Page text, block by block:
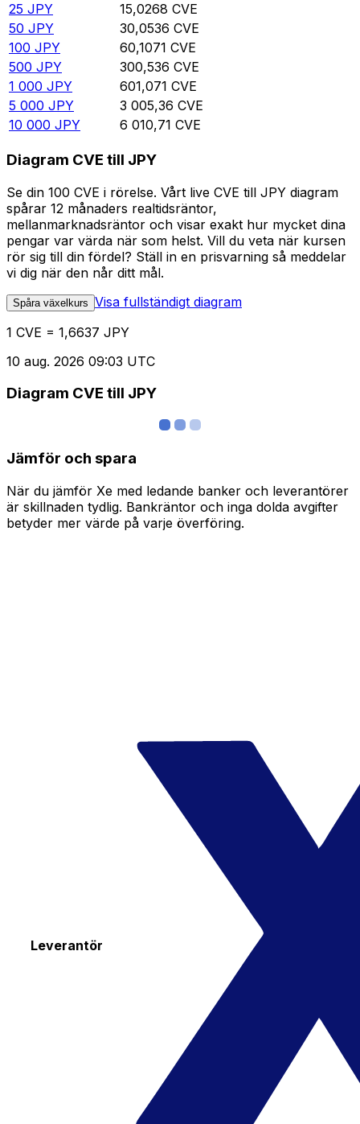
25 JPY 15,0268 CVE
50 JPY 30,0536 CVE
100 JPY 60,1071 CVE
500 JPY 300,536 CVE
1 000 JPY 601,071 CVE
5 000 JPY 3 005,36 CVE
10 000 JPY 6 010,71 CVE
Diagram CVE till JPY
Se din 100 CVE i rörelse. Vårt live CVE till JPY diagram
spårar 12 månaders realtidsräntor,
mellanmarknadsräntor och visar exakt hur mycket dina
pengar var värda när som helst. Vill du veta när kursen
rör sig till din fördel? Ställ in en prisvarning så meddelar
vi dig när den når ditt mål.
Spåra växelkurs Visa fullständigt diagram
1 CVE = 1,6637 JPY
10 aug. 2026 09:03 UTC
Diagram CVE till JPY
Jämför och spara
När du jämför Xe med ledande banker och leverantörer
är skillnaden tydlig. Bankräntor och inga dolda avgifter
betyder mer värde på varje överföring.
Leverantör